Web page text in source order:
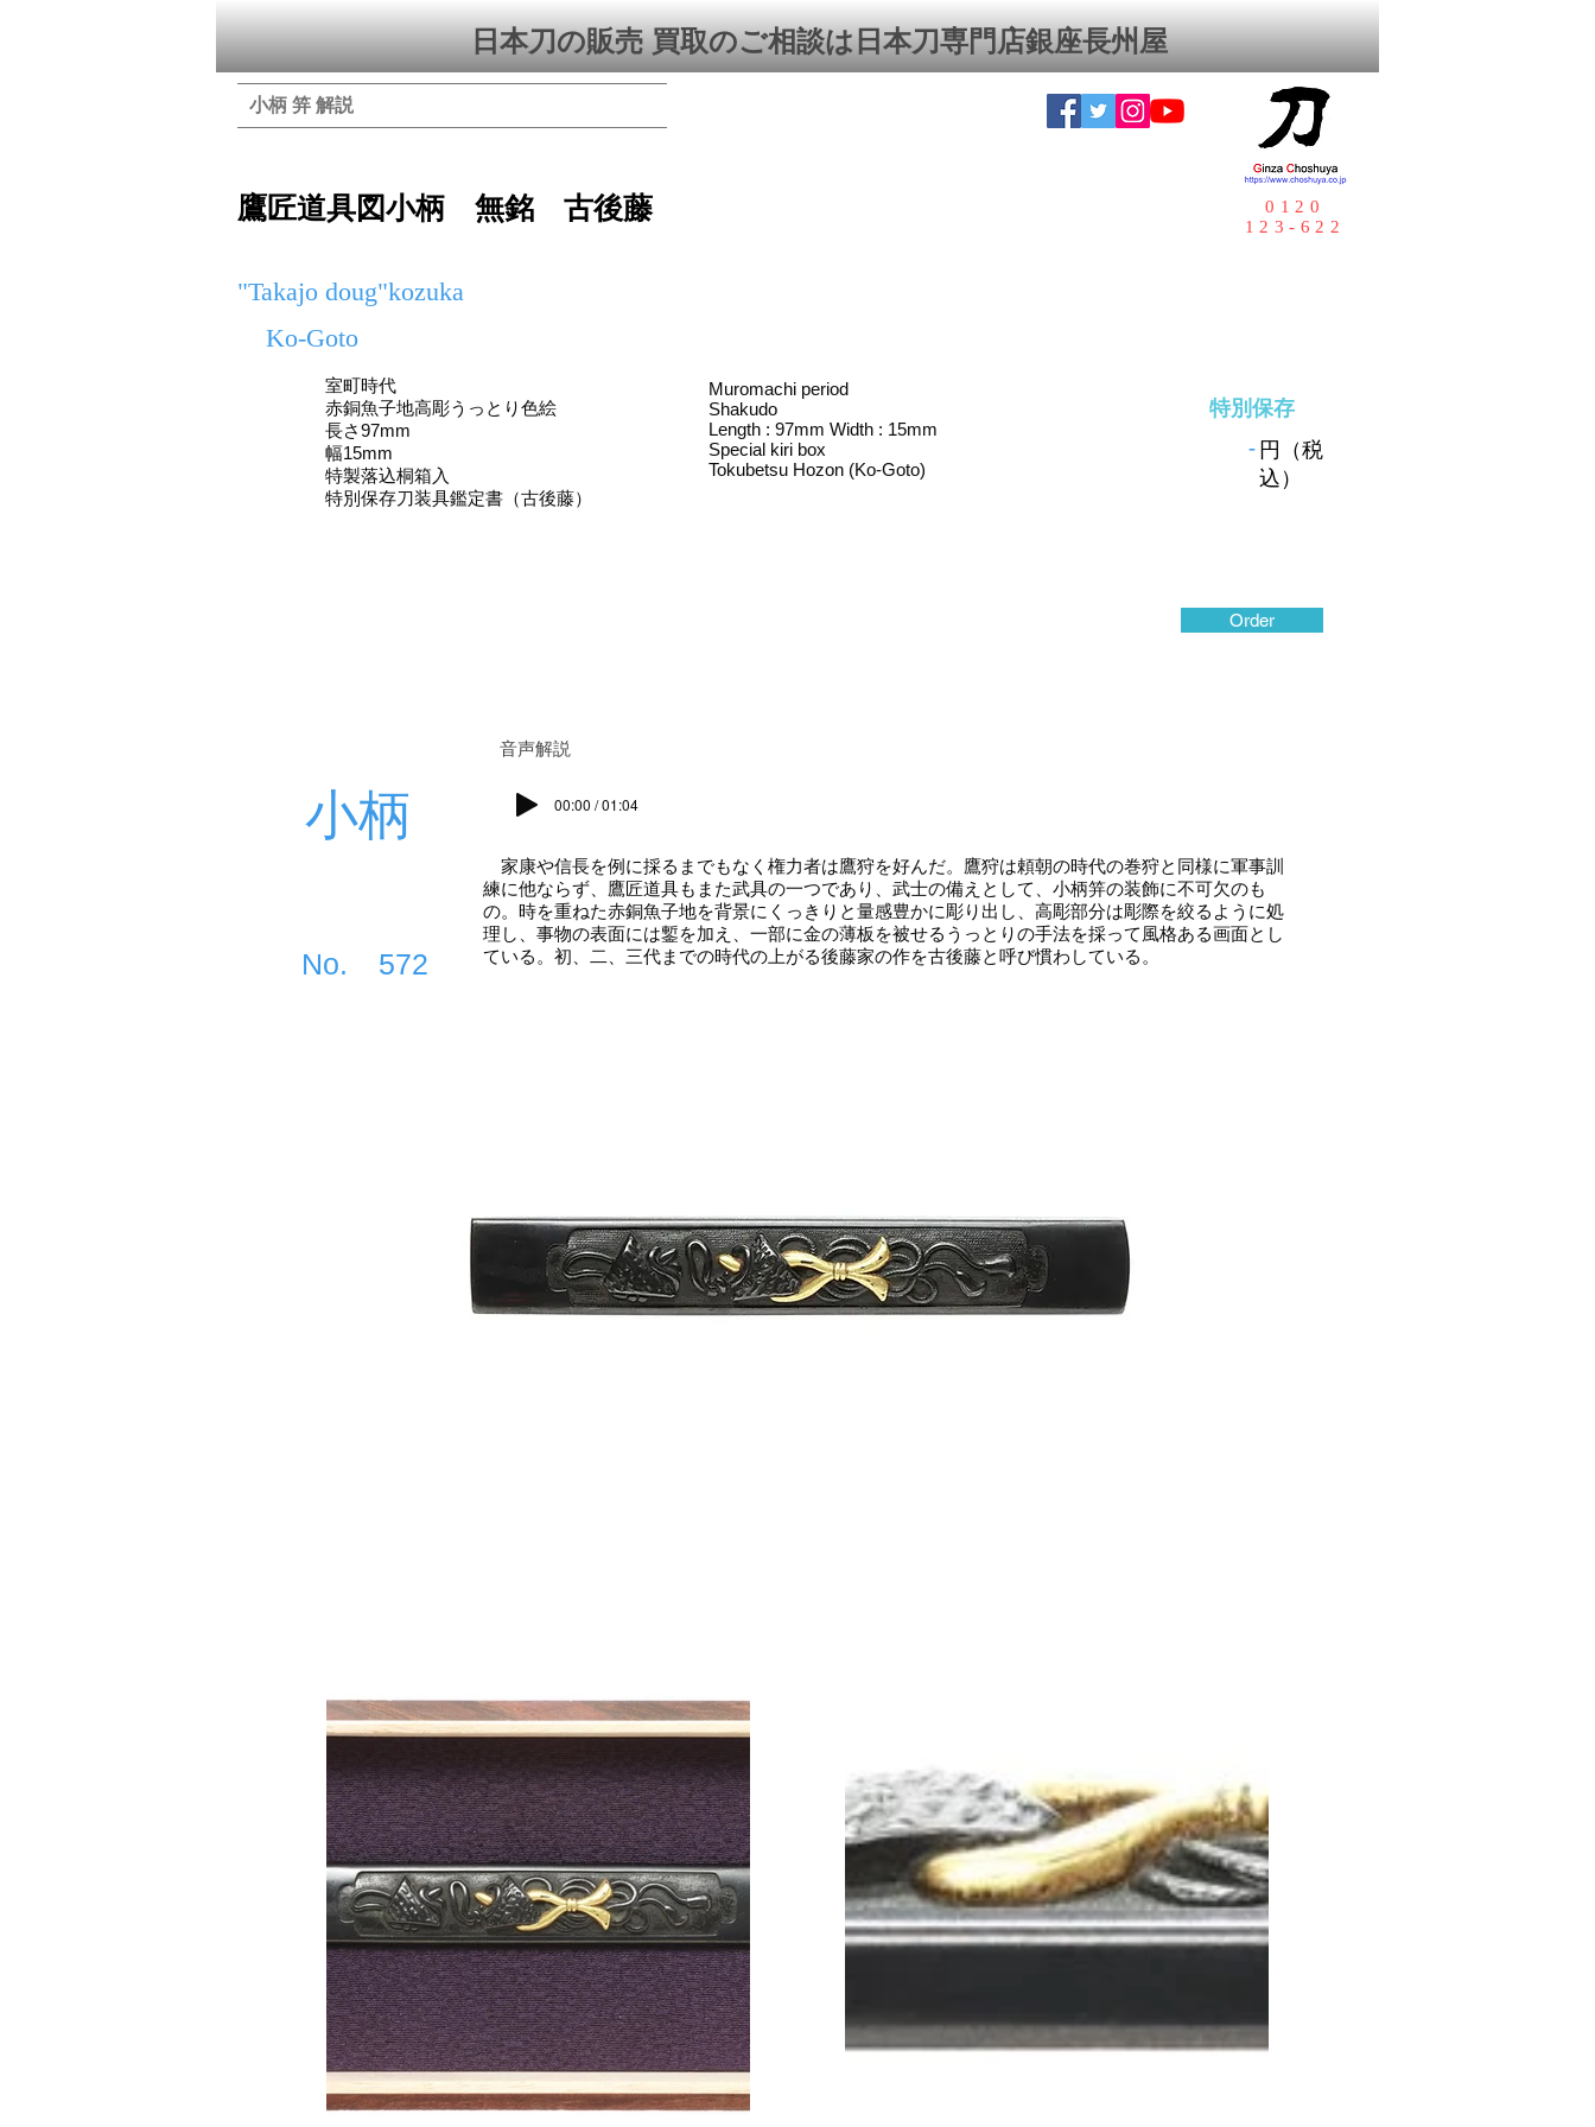
日本刀の販売 買取のご相談は日本刀専門店銀座⻑州屋
小柄 笄 解説
鷹匠道具図小柄 無銘 古後藤
0120
123-622
"Takajo doug"kozuka
Ko-Goto
室町時代
赤銅魚子地高彫うっとり色絵
長さ97mm
幅15mm
特製落込桐箱入
特別保存刀装具鑑定書（古後藤）
Muromachi period
Shakudo
Length : 97mm Width : 15mm
Special kiri box
Tokubetsu Hozon (Ko-Goto)
特別保存
- 円（税
込）
Order
​音声解説
小柄 00:00 / 01:04
572
​No.
家康や信長を例に採るまでもなく権力者は鷹狩を好んだ。鷹狩は頼朝の時代の巻狩と同様に軍事訓
練に他ならず、鷹匠道具もまた武具の一つであり、武士の備えとして、小柄笄の装飾に不可欠のも
の。時を重ねた赤銅魚子地を背景にくっきりと量感豊かに彫り出し、高彫部分は彫際を絞るように処
理し、事物の表面には鏨を加え、一部に金の薄板を被せるうっとりの手法を採って風格ある画面とし
ている。初、二、三代までの時代の上がる後藤家の作を古後藤と呼び慣わしている。